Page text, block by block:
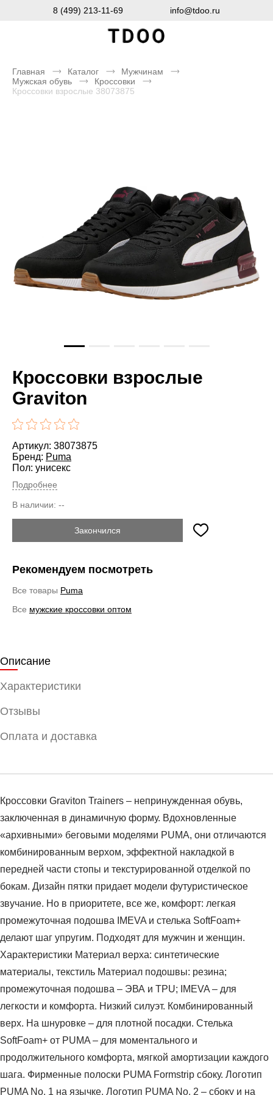
8 (499) 213-11-69 info@tdoo.ru
Главная Каталог
Мужчинам
Мужская обувь
Кроссовки
Кроссовки взрослые 38073875
Кроссовки взрослые
Graviton
Артикул: 38073875
Бренд: Puma
Пол: унисекс
Подробнее
В наличии: --
Закончился
Рекомендуем посмотреть
Все товары Puma
Все мужские кроссовки оптом
Описание
Характеристики
Отзывы
Оплата и доставка
Кроссовки Graviton Trainers – непринужденная обувь,
заключенная в динамичную форму. Вдохновленные
«архивными» беговыми моделями PUMA, они отличаются
комбинированным верхом, эффектной накладкой в
передней части стопы и текстурированной отделкой по
бокам. Дизайн пятки придает модели футуристическое
звучание. Но в приоритете, все же, комфорт: легкая
промежуточная подошва IMEVA и стелька SoftFoam+
делают шаг упругим. Подходят для мужчин и женщин.
Характеристики Материал верха: синтетические
материалы, текстиль Материал подошвы: резина;
промежуточная подошва – ЭВА и TPU; IMEVA – для
легкости и комфорта. Низкий силуэт. Комбинированный
верх. На шнуровке – для плотной посадки. Стелька
SoftFoam+ от PUMA – для моментального и
продолжительного комфорта, мягкой амортизации каждого
шага. Фирменные полоски PUMA Formstrip сбоку. Логотип
PUMA No. 1 на язычке. Логотип PUMA No. 2 – сбоку и на